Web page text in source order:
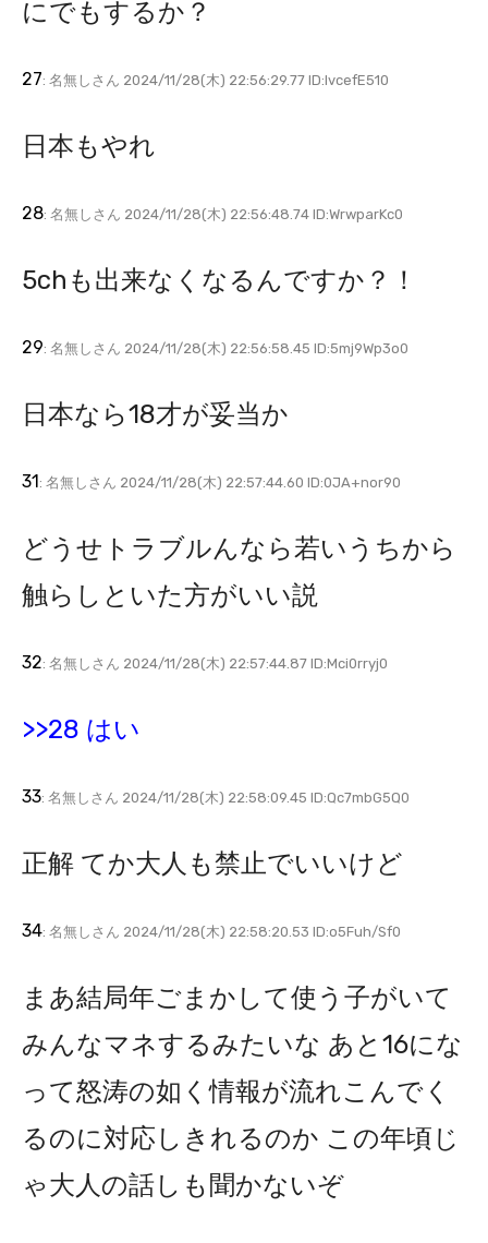
にでもするか？
27: 名無しさん 2024/11/28(木) 22:56:29.77 ID:lvcefE510
日本もやれ
28: 名無しさん 2024/11/28(木) 22:56:48.74 ID:WrwparKc0
5chも出来なくなるんですか？！
29: 名無しさん 2024/11/28(木) 22:56:58.45 ID:5mj9Wp3o0
日本なら18才が妥当か
31: 名無しさん 2024/11/28(木) 22:57:44.60 ID:0JA+nor90
どうせトラブルんなら若いうちから
触らしといた方がいい説
32: 名無しさん 2024/11/28(木) 22:57:44.87 ID:Mci0rryj0
>>28 はい
33: 名無しさん 2024/11/28(木) 22:58:09.45 ID:Qc7mbG5Q0
正解 てか大人も禁止でいいけど
34: 名無しさん 2024/11/28(木) 22:58:20.53 ID:o5Fuh/Sf0
まあ結局年ごまかして使う子がいて
みんなマネするみたいな あと16にな
って怒涛の如く情報が流れこんでく
るのに対応しきれるのか この年頃じ
ゃ大人の話しも聞かないぞ